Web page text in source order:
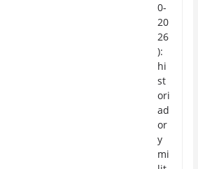
0-
20
26
):
hi
st
ori
ad
or
y
mi